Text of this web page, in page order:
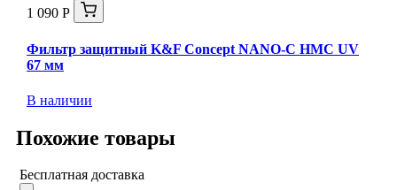
1 090 Р
Фильтр защитный K&F Concept NANO-C HMC UV
67 мм
В наличии
Похожие товары
Бесплатная доставка